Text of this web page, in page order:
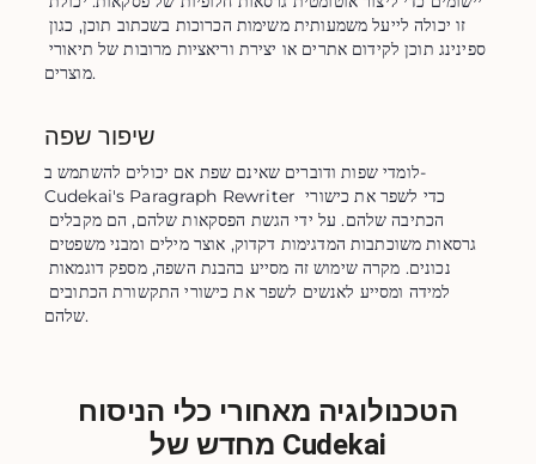
מוצרים.
שיפור שפה
לומדי שפות ודוברים שאינם שפת אם יכולים להשתמש ב-
Cudekai's Paragraph Rewriter כדי לשפר את כישורי
שלהם.
הטכנולוגיה מאחורי כלי הניסוח
מחדש של Cudekai